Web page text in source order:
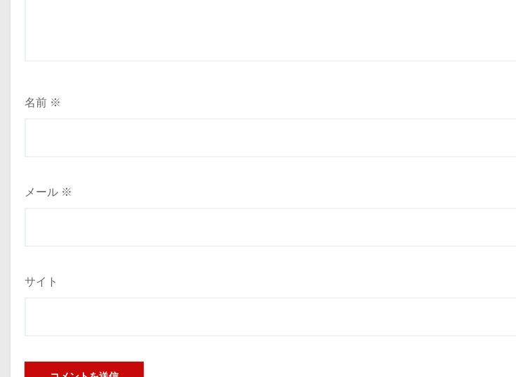
名前 ※
メール ※
サイト